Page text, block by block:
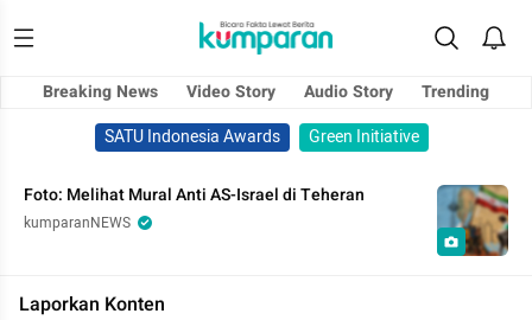
Breaking News Video Story Audio Story
Trending
SATU Indonesia Awards
Green Initiative
Foto: Melihat Mural Anti AS-Israel di Teheran
kumparanNEWS
Laporkan Konten